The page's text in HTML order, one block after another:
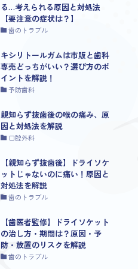
る…考えられる原因と対処法
【要注意の症状は？】
歯のトラブル
キシリトールガムは市販と歯科
専売どっちがいい？選び方のポ
イントを解説！
予防歯科
親知らず抜歯後の喉の痛み、原
因と対処法を解説
口腔外科
【親知らず抜歯後】ドライソケ
ットじゃないのに痛い！原因と
対処法を解説
歯のトラブル
【歯医者監修】ドライソケット
の治し方・期間は？原因・予
防・放置のリスクを解説
歯のトラブル